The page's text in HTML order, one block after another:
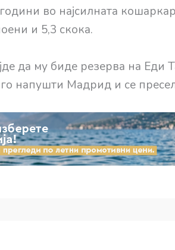
во најсилната
и 5,3 скока.
да му биде резерва на Еди
го напушти Мадрид и се